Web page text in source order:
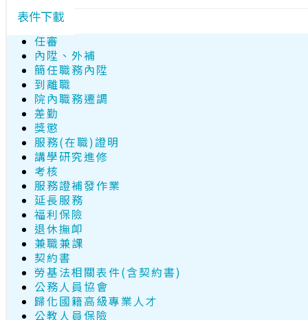
表件下載
任審
內陞、外補
簡任職務內陞
到離職
院內職務遷調
差勤
獎懲
服務(在職)證明
講學研究進修
考核
服務證補發作業
延長服務
福利保險
退休撫卹
兼職兼課
契約書
勞基法相關表件(含契約書)
公務人員協會
歸化國籍高級專業人才
公教人員保險